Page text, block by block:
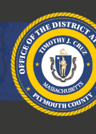
ン
テ
ツ